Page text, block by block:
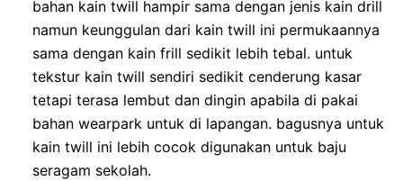
bahan kain twill hampir sama dengan jenis kain drill
namun keunggulan dari kain twill ini permukaannya
sama dengan kain frill sedikit lebih tebal. untuk
tekstur kain twill sendiri sedikit cenderung kasar
tetapi terasa lembut dan dingin apabila di pakai
bahan wearpark untuk di lapangan. bagusnya untuk
kain twill ini lebih cocok digunakan untuk baju
seragam sekolah.